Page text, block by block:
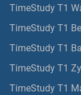
TimeStudy T1
TimeStudy T1
TimeStudy T1
TimeStudy T1
TimeStudy T1